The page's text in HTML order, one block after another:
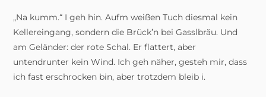
„Na kumm.“ I geh hin. Aufm weißen Tuch diesmal kein
Kellereingang, sondern die Brück’n bei Gasslbräu. Und
am Geländer: der rote Schal. Er flattert, aber
untendrunter kein Wind. Ich geh näher, gesteh mir, dass
ich fast erschrocken bin, aber trotzdem bleib i.